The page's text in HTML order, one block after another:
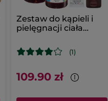
Zestaw do kąpieli i
pielęgnacji ciała
morski
(1)
109.90 zł